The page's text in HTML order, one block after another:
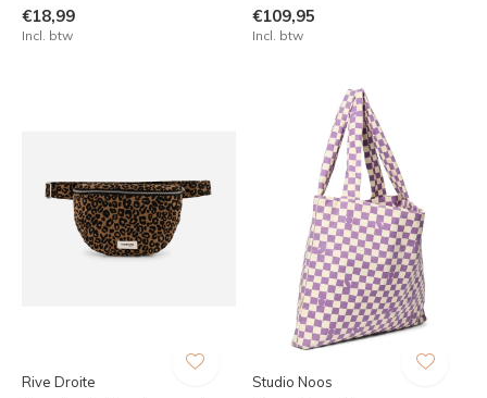
€18,99
Incl. btw
€109,95
Incl. btw
Rive Droite Studio Noos